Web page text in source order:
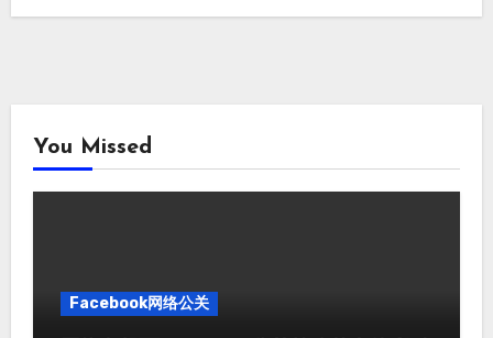
You Missed
Facebook网络公关